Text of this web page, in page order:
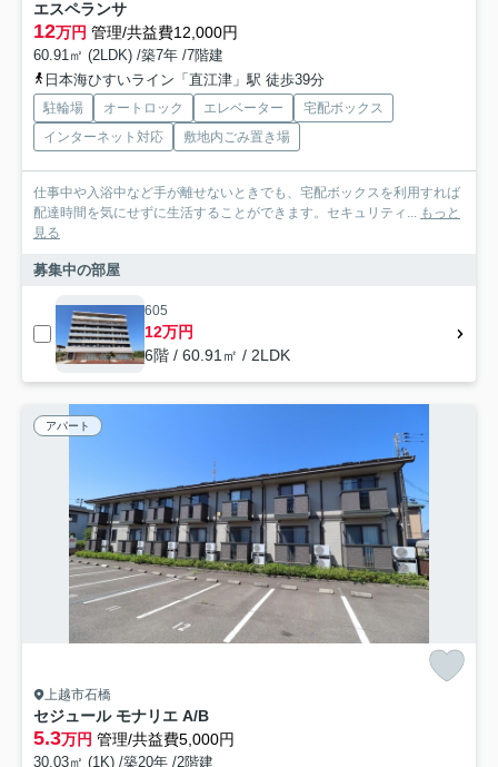
エスペランサ
12万円 管理/共益費12,000円
60.91㎡ (2LDK) /築7年 /7階建
日本海ひすいライン「直江津」駅 徒歩39分
駐輪場 オートロック エレベーター
宅配ボックス
インターネット対応
敷地内ごみ置き場
仕事中や入浴中など手が離せないときでも、宅配ボックスを利用すれば
配達時間を気にせずに生活することができます。セキュリティ... もっと
見る
募集中の部屋
605
12万円
6階 / 60.91㎡ / 2LDK
アパート
上越市石橋
セジュール モナリエ A/B
5.3万円 管理/共益費5,000円
30.03㎡ (1K) /築20年 /2階建